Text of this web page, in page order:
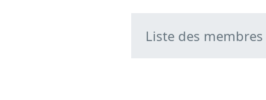
Liste des